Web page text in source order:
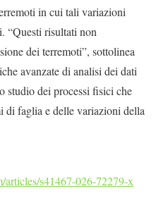
in cui tali variazioni
“Questi risultati non
dei terremoti”, sottolinea
avanzate di analisi dei dati
studio dei processi fisici che
di faglia e delle variazioni della
s41467-026-72279-x